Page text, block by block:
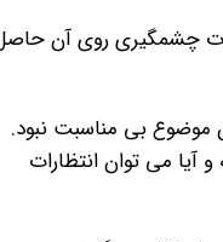
چشمگیری روی آن
موضوع بی مناسبت نبود.
آیا می توان انتظارات